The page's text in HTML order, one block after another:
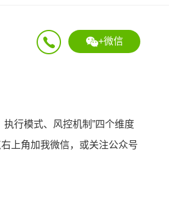
+微信
行模式、风控机制”四个维度
上角加我微信，或关注公众号